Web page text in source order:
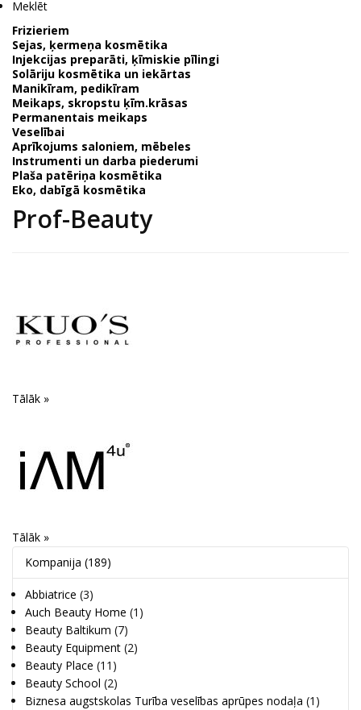
Meklēt
Frizieriem
Sejas, ķermeņa kosmētika
Injekcijas preparāti, ķīmiskie pīlingi
Solāriju kosmētika un iekārtas
Manikīram, pedikīram
Meikaps, skropstu ķīm.krāsas
Permanentais meikaps
Veselībai
Aprīkojums saloniem, mēbeles
Instrumenti un darba piederumi
Plaša patēriņa kosmētika
Eko, dabīgā kosmētika
Prof-Beauty
Tālāk »
Tālāk »
Kompanija (189)
Abbiatrice (3)
Auch Beauty Home (1)
Beauty Baltikum (7)
Beauty Equipment (2)
Beauty Place (11)
Beauty School (2)
Biznesa augstskolas Turība veselības aprūpes nodaļa (1)